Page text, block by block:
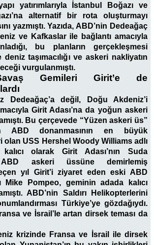
yatırımlarıyla İstanbul Boğazı ve
alternatif bir rota oluşturmayı
yazmıştı. Yazıda, ABD’nin Dedeağaç
ve Kafkaslar ile bağlantı amacıyla
bu planların gerçekleşmesi
taşımacılığı ve askeri nakliyatın
vurgulanmıştı.
Gemileri Girit’e de
Dedeağaç’a değil, Doğu Akdeniz’i
Girit Adası’na da yoğun askeri
Bu çerçevede “Yüzen askeri üs”
ABD donanmasının en büyük
olan USS Hershel Woody Williams adlı
olarak Girit Adası’nın Suda
ABD askeri üssüne demirlemiş
yıl Girit’i ziyaret eden eski ABD
Mike Pompeo, geminin adada kalıcı
ABD’nin Saldırı Helikopterlerini
Türkiye’ye gözdağıydı.
ve İsrail’le artan dirsek teması da
krizinde Fransa ve İsrail ile dirsek